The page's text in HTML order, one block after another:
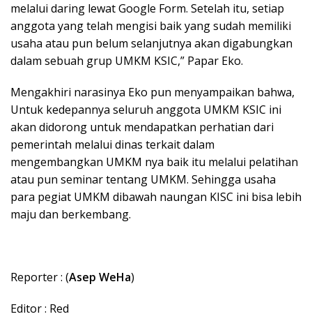
melalui daring lewat Google Form. Setelah itu, setiap
anggota yang telah mengisi baik yang sudah memiliki
usaha atau pun belum selanjutnya akan digabungkan
dalam sebuah grup UMKM KSIC,” Papar Eko.
Mengakhiri narasinya Eko pun menyampaikan bahwa,
Untuk kedepannya seluruh anggota UMKM KSIC ini
akan didorong untuk mendapatkan perhatian dari
pemerintah melalui dinas terkait dalam
mengembangkan UMKM nya baik itu melalui pelatihan
atau pun seminar tentang UMKM. Sehingga usaha
para pegiat UMKM dibawah naungan KISC ini bisa lebih
maju dan berkembang.
Reporter : (Asep WeHa)
Editor : Red